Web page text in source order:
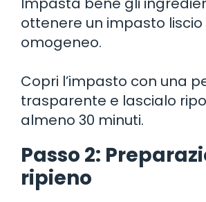
ottenere un impasto liscio
omogeneo.
Copri l’impasto con una
trasparente e lascialo
almeno 30 minuti.
Passo 2:
ripieno